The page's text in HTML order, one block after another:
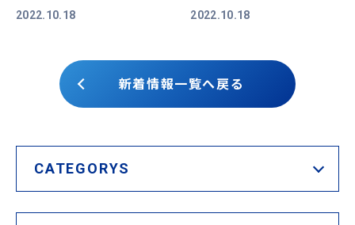
CATEGORYS
2022.10.18
新着情報一覧へ戻る
2022.10.18